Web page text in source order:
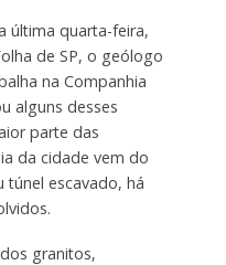
última quarta-feira,
de SP, o geólogo
na Companhia
alguns desses
parte das
da cidade vem do
túnel escavado, há
granitos,